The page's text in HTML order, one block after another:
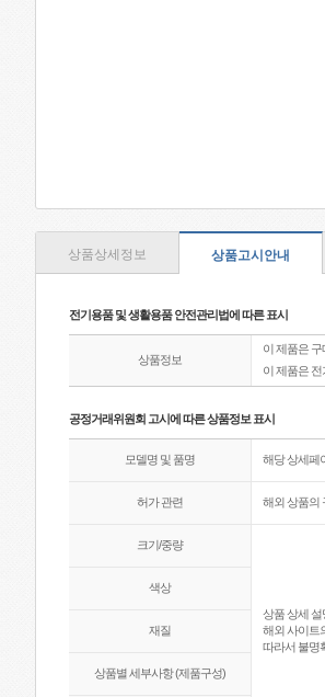
상품상세정보 상품고시안내
전기용품 및 생활용품 안전관리법에 따른 표시
상품정보
이 제품은
이 제품은
공정거래위원회 고시에 따른 상품정보 표시
모델명 및 품명 해당 상세페
허가 관련 해외 상품의
크기/중량
상품 상세 설
해외 사이트
따라서 불명
색상
재질
상품별 세부사항 (제품구성)